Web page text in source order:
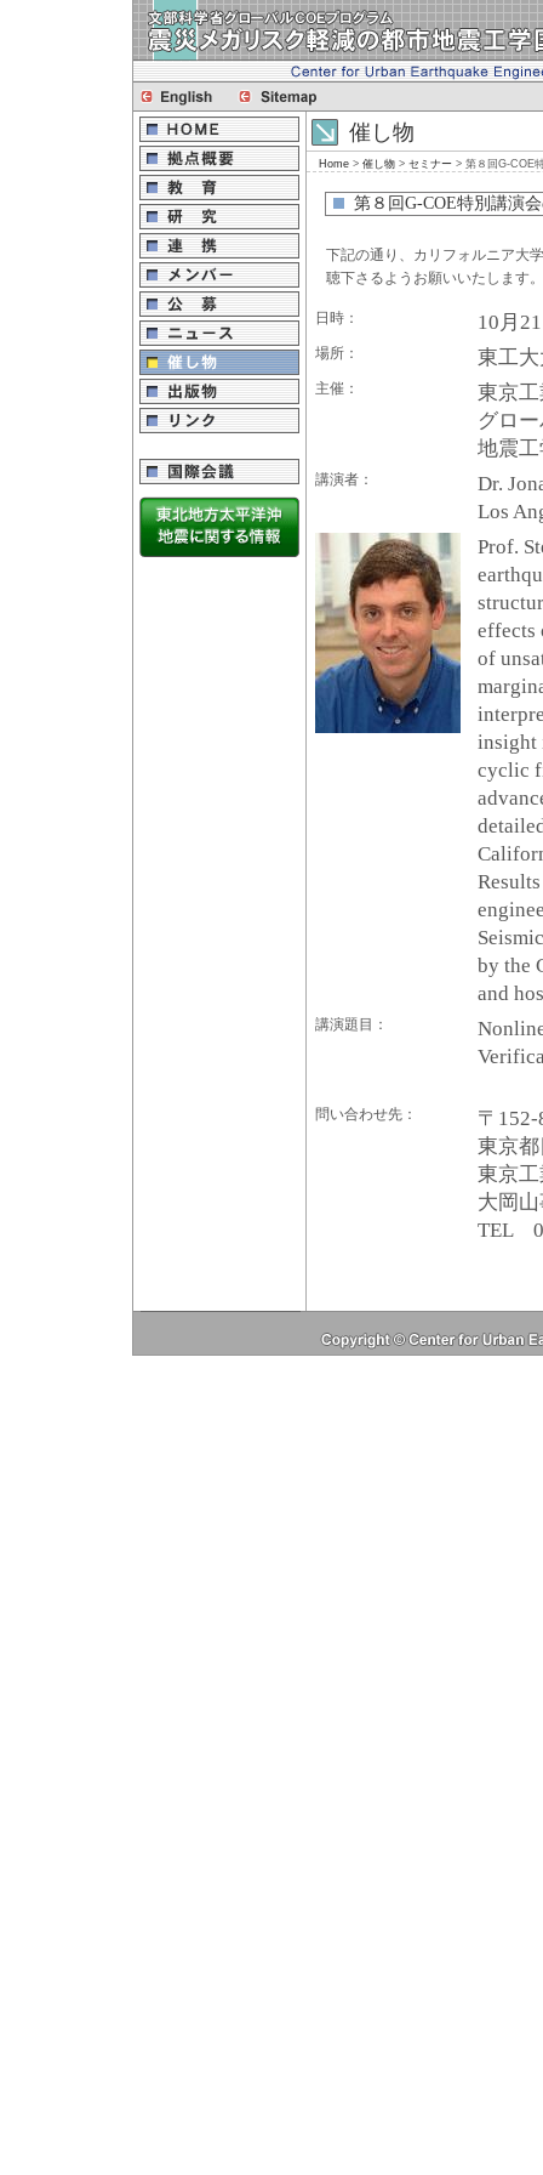
催し物
Home > 催し物 > セミナー > 第８回G-COE
第８回G-COE特別講演
下記の通り、カリフォルニア大
聴下さるようお願いいたします。
日時： 10月
場所： 東工
主催：
東京
グロ
地震
講演者：
Dr.
Los
Prof.
effects
of
insight
cyclic
by the
and
講演題目：
問い合わせ先：
〒152-
東京
東京
大岡
TEL